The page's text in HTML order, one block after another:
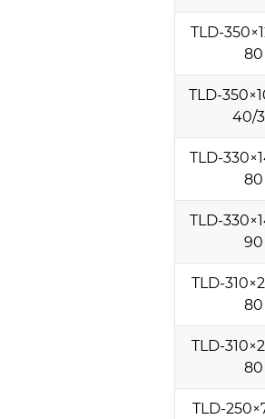
TLD-
80
TLD-
40/
TLD-
80
TLD-
90
TLD-
80
TLD-
80
TLD-